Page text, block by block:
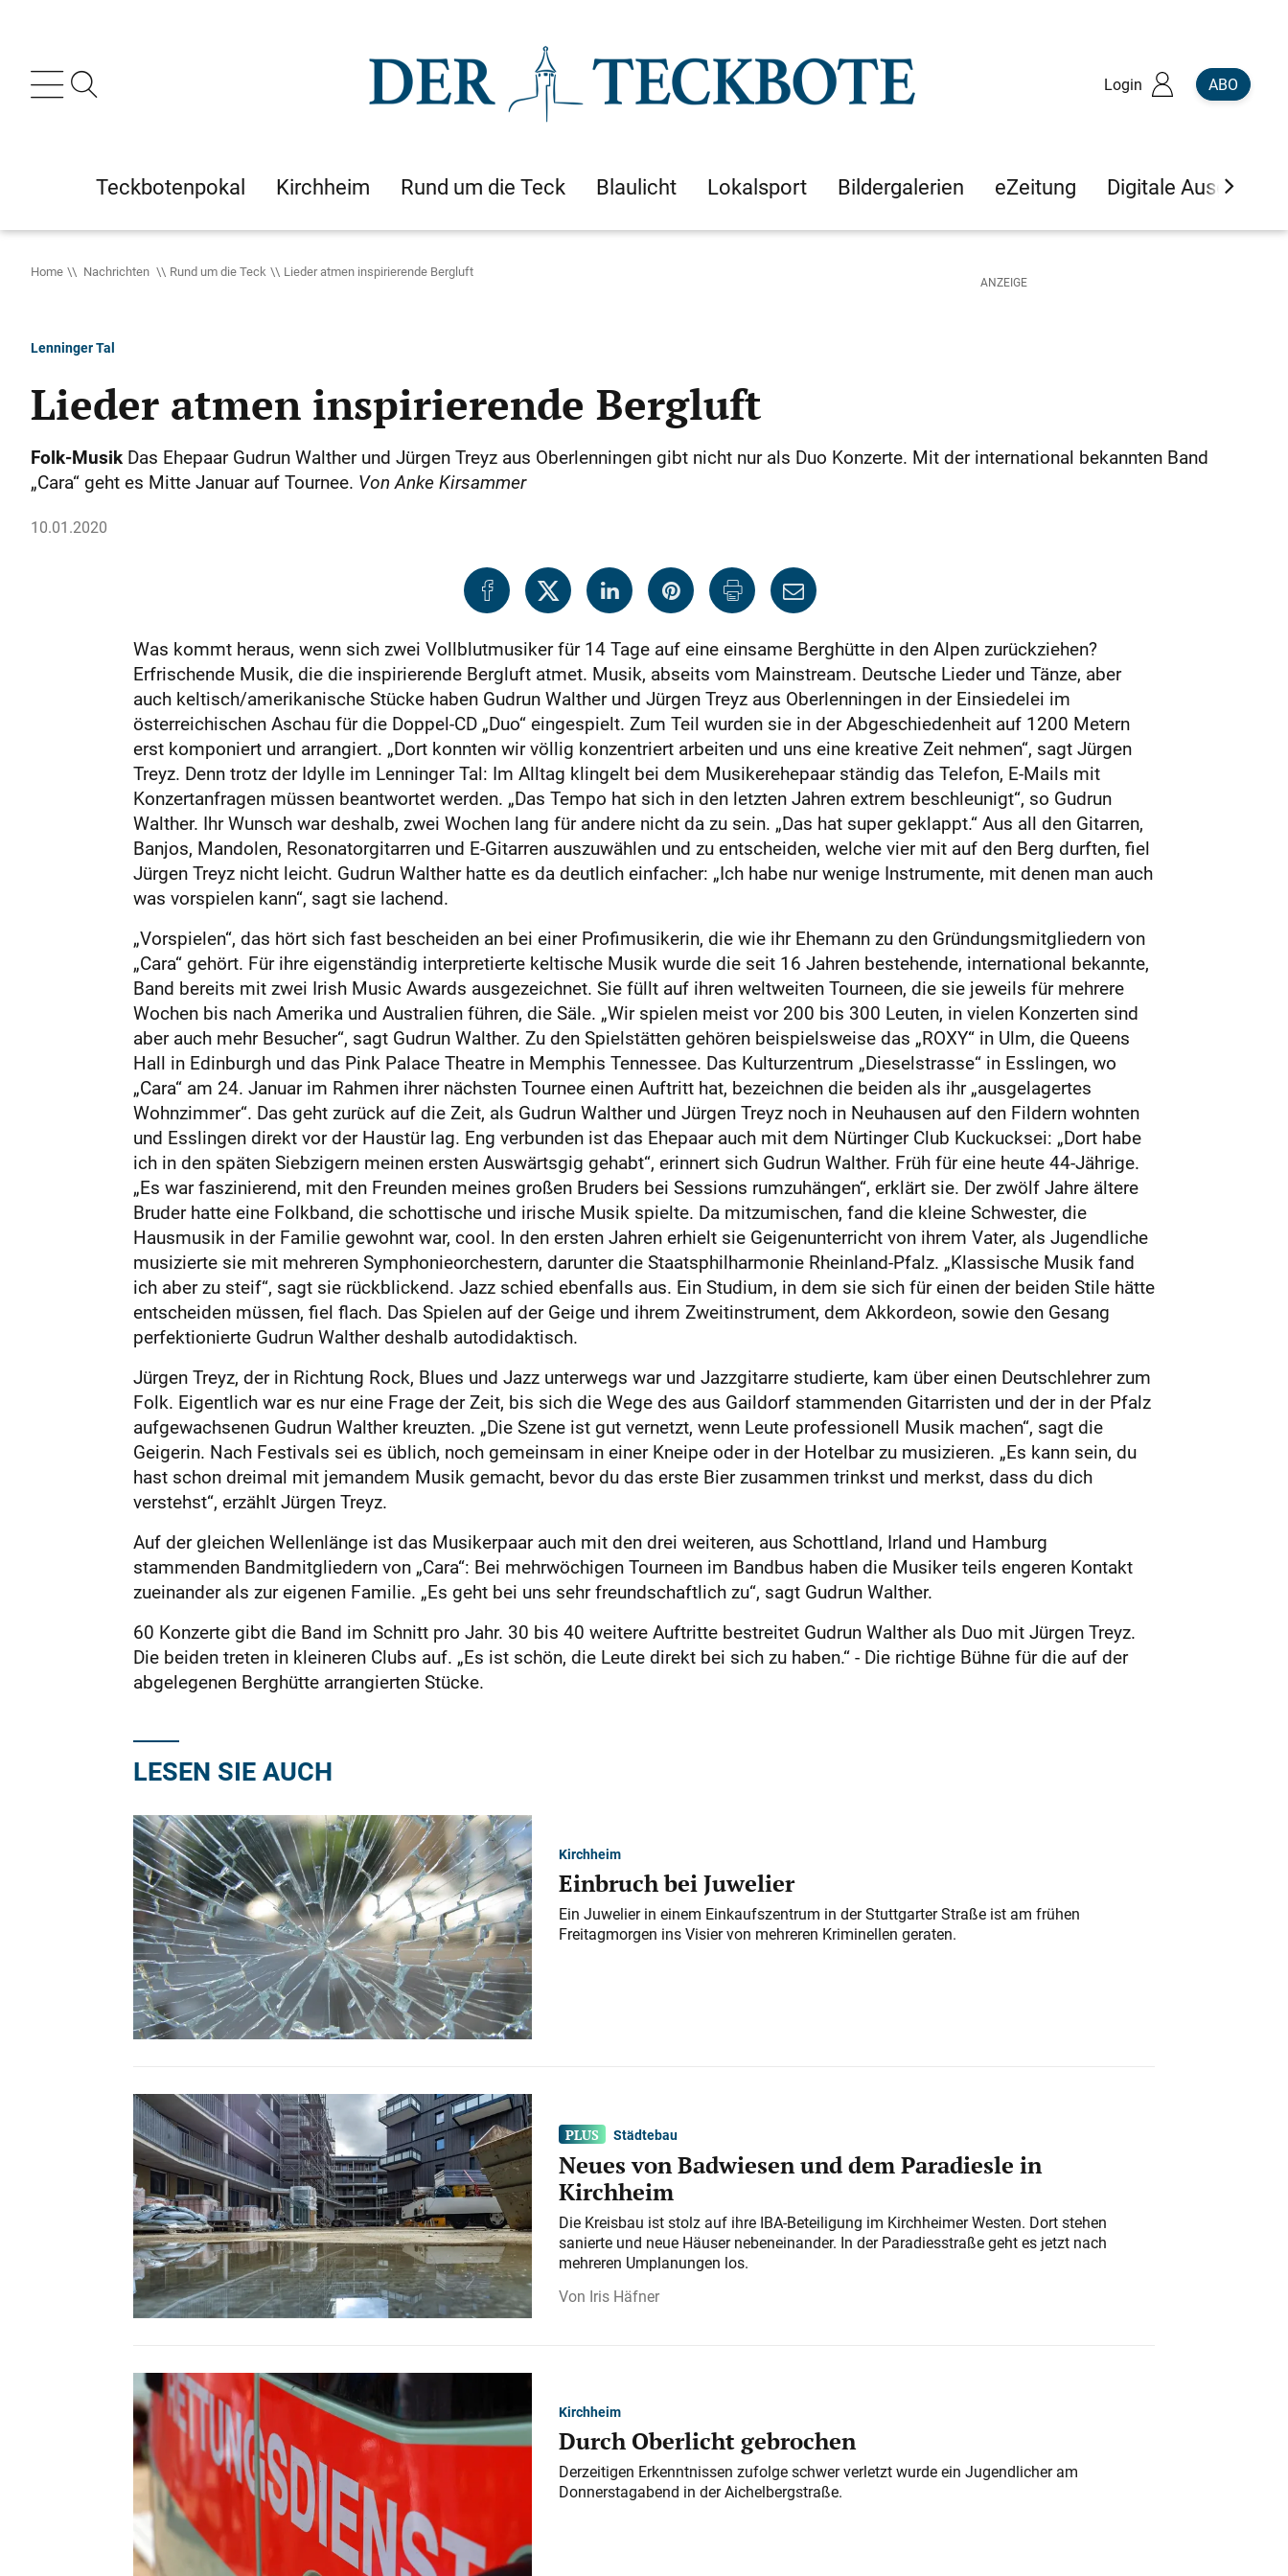
Login ABO
Teckbotenpokal Kirchheim Rund um die Teck Blaulicht Lokalsport Bildergalerien eZeitung Digitale Ausgaben
Home Nachrichten Rund um die Teck Lieder atmen inspirierende Bergluft
Lenninger Tal
Lieder atmen inspirierende Bergluft
Folk-Musik Das Ehepaar Gudrun Walther und Jürgen Treyz aus Oberlenningen gibt nicht nur als Duo Konzerte. Mit der international bekannten Band
„Cara“ geht es Mitte Januar auf Tournee. Von Anke Kirsammer
10.01.2020
Was kommt heraus, wenn sich zwei Vollblutmusiker für 14 Tage auf eine einsame Berghütte in den Alpen zurückziehen?
Erfrischende Musik, die die inspirierende Bergluft atmet. Musik, abseits vom Mainstream. Deutsche Lieder und Tänze, aber
auch keltisch/amerikanische Stücke haben Gudrun Walther und Jürgen Treyz aus Oberlenningen in der Einsiedelei im
österreichischen Aschau für die Doppel-CD „Duo“ eingespielt. Zum Teil wurden sie in der Abgeschiedenheit auf 1200 Metern
erst komponiert und arrangiert. „Dort konnten wir völlig konzentriert arbeiten und uns eine kreative Zeit nehmen“, sagt Jürgen
Treyz. Denn trotz der Idylle im Lenninger Tal: Im Alltag klingelt bei dem Musikerehepaar ständig das Telefon, E-Mails mit
Konzertanfragen müssen beantwortet werden. „Das Tempo hat sich in den letzten Jahren extrem beschleunigt“, so Gudrun
Walther. Ihr Wunsch war deshalb, zwei Wochen lang für andere nicht da zu sein. „Das hat super geklappt.“ Aus all den Gitarren,
Banjos, Mandolen, Resonatorgitarren und E-Gitarren auszuwählen und zu entscheiden, welche vier mit auf den Berg durften, fiel
Jürgen Treyz nicht leicht. Gudrun Walther hatte es da deutlich einfacher: „Ich habe nur wenige Instrumente, mit denen man auch
was vorspielen kann“, sagt sie lachend.
„Vorspielen“, das hört sich fast bescheiden an bei einer Profimusikerin, die wie ihr Ehemann zu den Gründungsmitgliedern von
„Cara“ gehört. Für ihre eigenständig interpretierte keltische Musik wurde die seit 16 Jahren bestehende, international bekannte,
Band bereits mit zwei Irish Music Awards ausgezeichnet. Sie füllt auf ihren weltweiten Tourneen, die sie jeweils für mehrere
Wochen bis nach Amerika und Australien führen, die Säle. „Wir spielen meist vor 200 bis 300 Leuten, in vielen Konzerten sind
aber auch mehr Besucher“, sagt Gudrun Walther. Zu den Spielstätten gehören beispielsweise das „ROXY“ in Ulm, die Queens
Hall in Edinburgh und das Pink Palace Theatre in Memphis Tennessee. Das Kulturzentrum „Dieselstrasse“ in Esslingen, wo
„Cara“ am 24. Januar im Rahmen ihrer nächsten Tournee einen Auftritt hat, bezeichnen die beiden als ihr „ausgelagertes
Wohnzimmer“. Das geht zurück auf die Zeit, als Gudrun Walther und Jürgen Treyz noch in Neuhausen auf den Fildern wohnten
und Esslingen direkt vor der Haustür lag. Eng verbunden ist das Ehepaar auch mit dem Nürtinger Club Kuckucksei: „Dort habe
ich in den späten Siebzigern meinen ersten Auswärtsgig gehabt“, erinnert sich Gudrun Walther. Früh für eine heute 44-Jährige.
„Es war faszinierend, mit den Freunden meines großen Bruders bei Sessions rumzuhängen“, erklärt sie. Der zwölf Jahre ältere
Bruder hatte eine Folkband, die schottische und irische Musik spielte. Da mitzumischen, fand die kleine Schwester, die
Hausmusik in der Familie gewohnt war, cool. In den ersten Jahren erhielt sie Geigenunterricht von ihrem Vater, als Jugendliche
musizierte sie mit mehreren Symphonieorchestern, darunter die Staatsphilharmonie Rheinland-Pfalz. „Klassische Musik fand
ich aber zu steif“, sagt sie rückblickend. Jazz schied ebenfalls aus. Ein Studium, in dem sie sich für einen der beiden Stile hätte
entscheiden müssen, fiel flach. Das Spielen auf der Geige und ihrem Zweitinstrument, dem Akkordeon, sowie den Gesang
perfektionierte Gudrun Walther deshalb autodidaktisch.
Jürgen Treyz, der in Richtung Rock, Blues und Jazz unterwegs war und Jazzgitarre studierte, kam über einen Deutschlehrer zum
Folk. Eigentlich war es nur eine Frage der Zeit, bis sich die Wege des aus Gaildorf stammenden Gitarristen und der in der Pfalz
aufgewachsenen Gudrun Walther kreuzten. „Die Szene ist gut vernetzt, wenn Leute professionell Musik machen“, sagt die
Geigerin. Nach Festivals sei es üblich, noch gemeinsam in einer Kneipe oder in der Hotelbar zu musizieren. „Es kann sein, du
hast schon dreimal mit jemandem Musik gemacht, bevor du das erste Bier zusammen trinkst und merkst, dass du dich
verstehst“, erzählt Jürgen Treyz.
Auf der gleichen Wellenlänge ist das Musikerpaar auch mit den drei weiteren, aus Schottland, Irland und Hamburg
stammenden Bandmitgliedern von „Cara“: Bei mehrwöchigen Tourneen im Bandbus haben die Musiker teils engeren Kontakt
zueinander als zur eigenen Familie. „Es geht bei uns sehr freundschaftlich zu“, sagt Gudrun Walther.
60 Konzerte gibt die Band im Schnitt pro Jahr. 30 bis 40 weitere Auftritte bestreitet Gudrun Walther als Duo mit Jürgen Treyz.
Die beiden treten in kleineren Clubs auf. „Es ist schön, die Leute direkt bei sich zu haben.“ - Die richtige Bühne für die auf der
abgelegenen Berghütte arrangierten Stücke.
LESEN SIE AUCH
Kirchheim
Einbruch bei Juwelier
Ein Juwelier in einem Einkaufszentrum in der Stuttgarter Straße ist am frühen
Freitagmorgen ins Visier von mehreren Kriminellen geraten.
Städtebau
Neues von Badwiesen und dem Paradiesle in
Kirchheim
Die Kreisbau ist stolz auf ihre IBA-Beteiligung im Kirchheimer Westen. Dort stehen
sanierte und neue Häuser nebeneinander. In der Paradiesstraße geht es jetzt nach
mehreren Umplanungen los.
Iris Häfner
Kirchheim
Durch Oberlicht gebrochen
Derzeitigen Erkenntnissen zufolge schwer verletzt wurde ein Jugendlicher am
Donnerstagabend in der Aichelbergstraße.